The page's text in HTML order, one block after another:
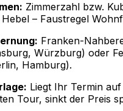
Zimmerzahl bzw.
– Faustregel
Franken-
Würzburg) oder
Hamburg).
Liegt Ihr Termin
Tour, sinkt der Preis